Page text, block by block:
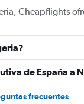
Cheapflights
de España a
frecuentes